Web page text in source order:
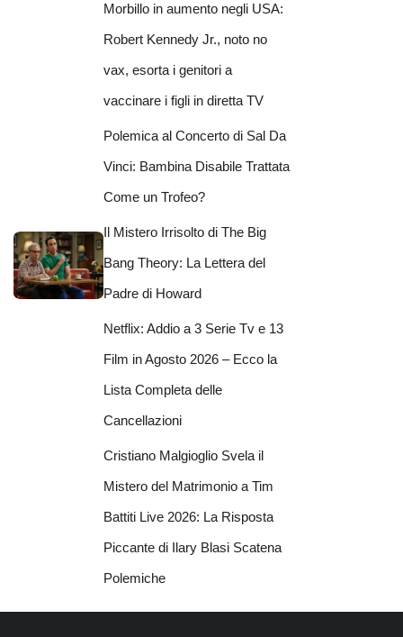
Morbillo in aumento negli USA:
Robert Kennedy Jr., noto no
vax, esorta i genitori a
vaccinare i figli in diretta TV
Polemica al Concerto di Sal Da
Vinci: Bambina Disabile Trattata
Come un Trofeo?
Il Mistero Irrisolto di The Big
Bang Theory: La Lettera del
Padre di Howard
Netflix: Addio a 3 Serie Tv e 13
Film in Agosto 2026 – Ecco la
Lista Completa delle
Cancellazioni
Cristiano Malgioglio Svela il
Mistero del Matrimonio a Tim
Battiti Live 2026: La Risposta
Piccante di Ilary Blasi Scatena
Polemiche